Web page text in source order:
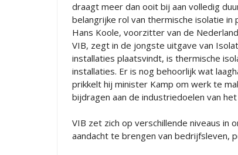
draagt meer dan ooit bij aan volledig
belangrijke rol van thermische isolatie
Hans Koole, voorzitter van de
VIB, zegt in de jongste uitgave van
installaties plaatsvindt, is thermische
installaties. Er is nog behoorlijk wat
prikkelt hij minister Kamp om werk te
bijdragen aan de industriedoelen van
VIB zet zich op verschillende niveaus in
aandacht te brengen van bedrijfsleven,